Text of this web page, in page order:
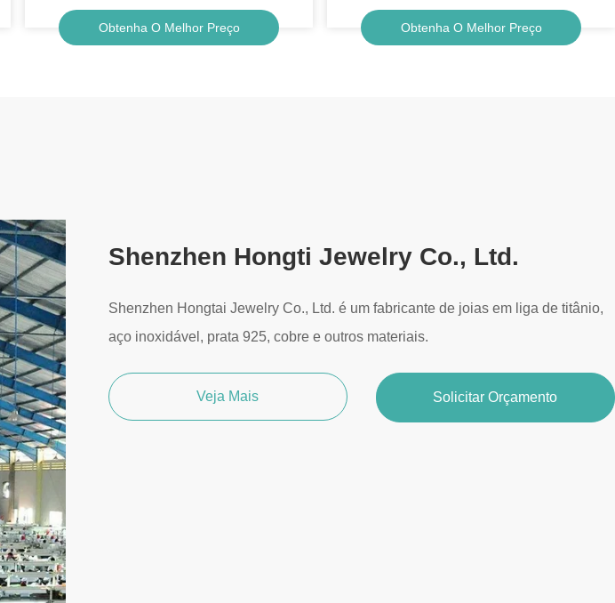
Obtenha O Melhor Preço Obtenha O Melhor Preço
Shenzhen Hongti Jewelry Co., Ltd.
Shenzhen Hongtai Jewelry Co., Ltd. é um fabricante de joias em liga de titânio,
aço inoxidável, prata 925, cobre e outros materiais.
Veja Mais Solicitar Orçamento